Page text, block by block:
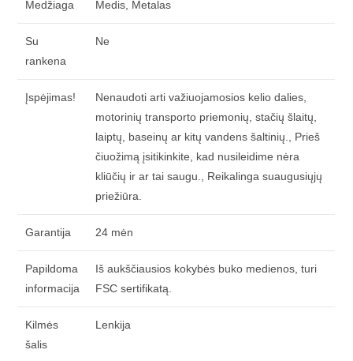
Medžiaga Medis, Metalas
Su
rankena
Ne
Įspėjimas!
Nenaudoti arti važiuojamosios kelio dalies,
motorinių transporto priemonių, stačių šlaitų,
laiptų, baseinų ar kitų vandens šaltinių., Prieš
čiuožimą įsitikinkite, kad nusileidime nėra
kliūčių ir ar tai saugu., Reikalinga suaugusiųjų
priežiūra.
Garantija 24 mėn
Papildoma
informacija
Iš aukščiausios kokybės buko medienos, turi
FSC sertifikatą.
Kilmės
šalis
Lenkija